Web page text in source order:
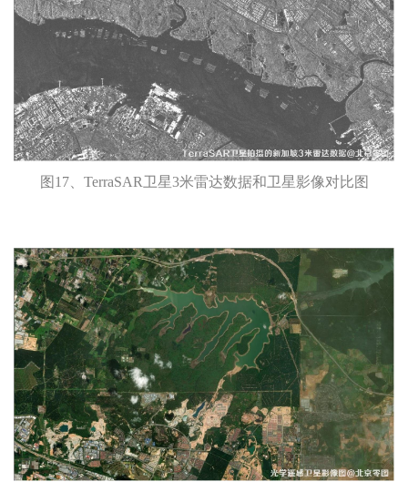
图17、TerraSAR卫星3米雷达数据和卫星影像对比图